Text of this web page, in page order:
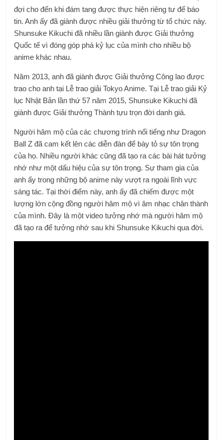
đợi cho đến khi đám tang được thực hiện riêng tư để báo
tin. Anh ấy đã giành được nhiều giải thưởng từ tổ chức này.
Shunsuke Kikuchi đã nhiều lần giành được Giải thưởng
Quốc tế vì đóng góp phá kỷ lục của mình cho nhiều bộ
anime khác nhau.
Năm 2013, anh đã giành được Giải thưởng Công lao được
trao cho anh tại Lễ trao giải Tokyo Anime. Tại Lễ trao giải Kỷ
lục Nhật Bản lần thứ 57 năm 2015, Shunsuke Kikuchi đã
giành được Giải thưởng Thành tựu trọn đời danh giá.
Người hâm mộ của các chương trình nổi tiếng như Dragon
Ball Z đã cam kết lên các diễn đàn để bày tỏ sự tôn trọng
của họ. Nhiều người khác cũng đã tạo ra các bài hát tưởng
nhớ như một dấu hiệu của sự tôn trọng. Sự tham gia của
anh ấy trong những bộ anime này vượt ra ngoài lĩnh vực
sáng tác. Tại thời điểm này, anh ấy đã chiếm được một
lượng lớn cộng đồng người hâm mộ vì âm nhạc chân thành
của mình. Đây là một video tưởng nhớ mà người hâm mộ
đã tạo ra để tưởng nhớ sau khi Shunsuke Kikuchi qua đời.